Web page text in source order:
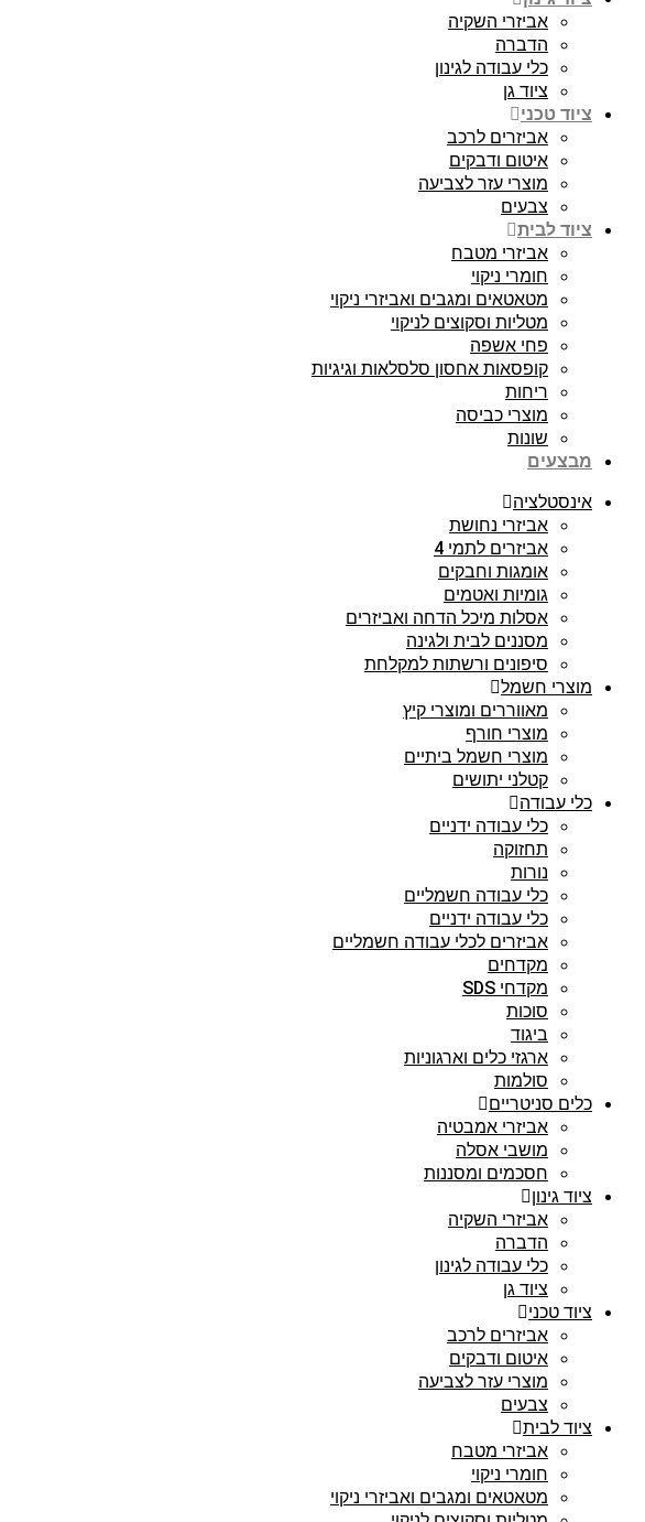
אביזרי השקיה
הדברה
כלי עבודה לגינון
ציוד גן
ציוד טכני
אביזרים לרכב
איטום ודבקים
מוצרי עזר לצביעה
צבעים
ציוד לבית
אביזרי מטבח
חומרי ניקוי
מטאטאים ומגבים ואביזרי ניקוי
מטליות וסקוצים לניקוי
פחי אשפה
קופסאות אחסון סלסלאות וגיגיות
ריחות
מוצרי כביסה
שונות
מבצעים
אינסטלציה
אביזרי נחושת
אביזרים לתמי 4
אומגות וחבקים
גומיות ואטמים
אסלות מיכל הדחה ואביזרים
מסננים לבית ולגינה
סיפונים ורשתות למקלחת
מוצרי חשמל
מאווררים ומוצרי קיץ
מוצרי חורף
מוצרי חשמל ביתיים
קטלני יתושים
כלי עבודה
כלי עבודה ידניים
תחזוקה
נורות
כלי עבודה חשמליים
כלי עבודה ידניים
אביזרים לכלי עבודה חשמליים
מקדחים
מקדחי SDS
סוכות
ביגוד
ארגזי כלים וארגוניות
סולמות
כלים סניטריים
אביזרי אמבטיה
מושבי אסלה
חסכמים ומסננות
ציוד גינון
אביזרי השקיה
הדברה
כלי עבודה לגינון
ציוד גן
ציוד טכני
אביזרים לרכב
איטום ודבקים
מוצרי עזר לצביעה
צבעים
ציוד לבית
אביזרי מטבח
חומרי ניקוי
מטאטאים ומגבים ואביזרי ניקוי